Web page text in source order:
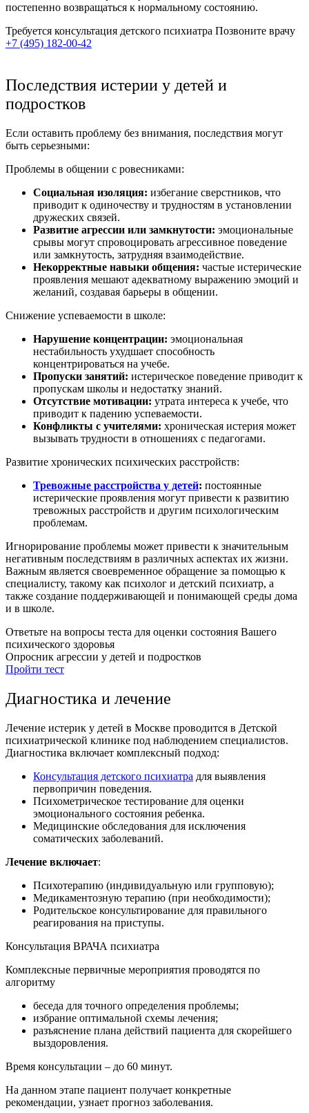
постепенно возвращаться к нормальному состоянию.
Требуется консультация детского психиатра Позвоните врачу
+7 (495) 182-00-42
Последствия истерии у детей и
подростков
Если оставить проблему без внимания, последствия могут
быть серьезными:
Проблемы в общении с ровесниками:
Социальная изоляция: избегание сверстников, что
приводит к одиночеству и трудностям в установлении
дружеских связей.
Развитие агрессии или замкнутости: эмоциональные
срывы могут спровоцировать агрессивное поведение
или замкнутость, затрудняя взаимодействие.
Некорректные навыки общения: частые истерические
проявления мешают адекватному выражению эмоций и
желаний, создавая барьеры в общении.
Снижение успеваемости в школе:
Нарушение концентрации: эмоциональная
нестабильность ухудшает способность
концентрироваться на учебе.
Пропуски занятий: истерическое поведение приводит к
пропускам школы и недостатку знаний.
Отсутствие мотивации: утрата интереса к учебе, что
приводит к падению успеваемости.
Конфликты с учителями: хроническая истерия может
вызывать трудности в отношениях с педагогами.
Развитие хронических психических расстройств:
Тревожные расстройства у детей: постоянные
истерические проявления могут привести к развитию
тревожных расстройств и другим психологическим
проблемам.
Игнорирование проблемы может привести к значительным
негативным последствиям в различных аспектах их жизни.
Важным является своевременное обращение за помощью к
специалисту, такому как психолог и детский психиатр, а
также создание поддерживающей и понимающей среды дома
и в школе.
Ответьте на вопросы теста для оценки состояния Вашего
психического здоровья
Опросник агрессии у детей и подростков
Пройти тест
Диагностика и лечение
Лечение истерик у детей в Москве проводится в Детской
психиатрической клинике под наблюдением специалистов.
Диагностика включает комплексный подход:
Консультация детского психиатра для выявления
первопричин поведения.
Психометрическое тестирование для оценки
эмоционального состояния ребенка.
Медицинские обследования для исключения
соматических заболеваний.
Лечение включает:
Психотерапию (индивидуальную или групповую);
Медикаментозную терапию (при необходимости);
Родительское консультирование для правильного
реагирования на приступы.
Консультация ВРАЧА психиатра
Комплексные первичные мероприятия проводятся по
алгоритму
беседа для точного определения проблемы;
избрание оптимальной схемы лечения;
разъяснение плана действий пациента для скорейшего
выздоровления.
Время консультации – до 60 минут.
На данном этапе пациент получает конкретные
рекомендации, узнает прогноз заболевания.